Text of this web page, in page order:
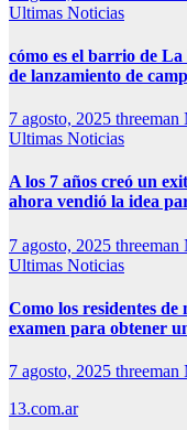
Ultimas Noticias
cómo es el barrio de
de lanzamiento de
7 agosto, 2025 threeman
Ultimas Noticias
A los 7 años creó un
ahora vendió la idea
7 agosto, 2025 threeman
Ultimas Noticias
Como los residentes
examen para obtener
7 agosto, 2025 threeman
13.com.ar